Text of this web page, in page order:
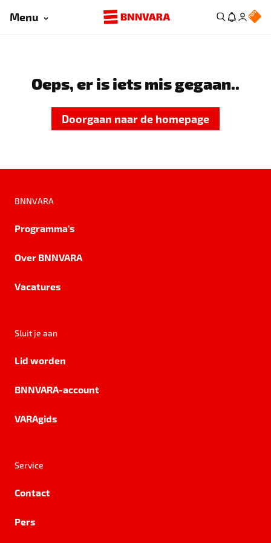
Menu
Oeps, er is iets mis gegaan..
Doorgaan naar de homepage
BNNVARA
Programma's
Over BNNVARA
Vacatures
Sluit je aan
Lid worden
BNNVARA-account
VARAgids
Service
Contact
Pers